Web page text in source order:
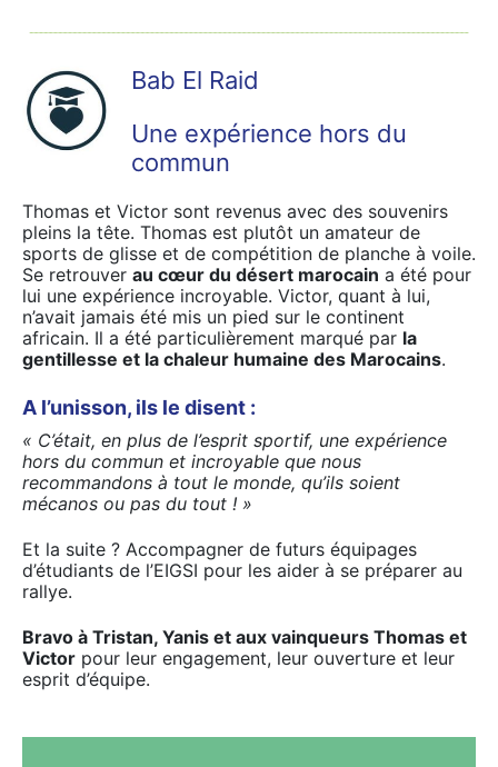
Bab El Raid
Une expérience hors du
commun
Thomas et Victor sont revenus avec des souvenirs
pleins la tête. Thomas est plutôt un amateur de
sports de glisse et de compétition de planche à voile.
Se retrouver au cœur du désert marocain a été pour
lui une expérience incroyable. Victor, quant à lui,
n’avait jamais été mis un pied sur le continent
africain. Il a été particulièrement marqué par la
gentillesse et la chaleur humaine des Marocains.
A l’unisson, ils le disent :
« C’était, en plus de l’esprit sportif, une expérience
hors du commun et incroyable que nous
recommandons à tout le monde, qu’ils soient
mécanos ou pas du tout ! »
Et la suite ? Accompagner de futurs équipages
d’étudiants de l’EIGSI pour les aider à se préparer au
rallye.
Bravo à Tristan, Yanis et aux vainqueurs Thomas et
Victor pour leur engagement, leur ouverture et leur
esprit d’équipe.